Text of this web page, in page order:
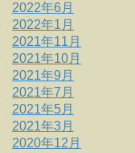
2022年6月
2022年1月
2021年11月
2021年10月
2021年9月
2021年7月
2021年5月
2021年3月
2020年12月